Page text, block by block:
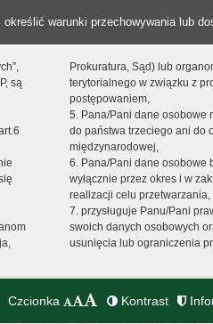
określić warunki przechowywania lub
są
Prokuratura, Sąd) lub
terytorialnego w związku z
postępowaniem,
5. Pana/Pani dane osobowe
do państwa trzeciego ani do
międzynarodowej,
6. Pana/Pani dane osobowe
wyłącznie przez okres i w
realizacji celu przetwarzania,
7. przysługuje Panu/Pani
swoich danych osobowych
usunięcia lub ograniczenia
Czcionka Kontrast